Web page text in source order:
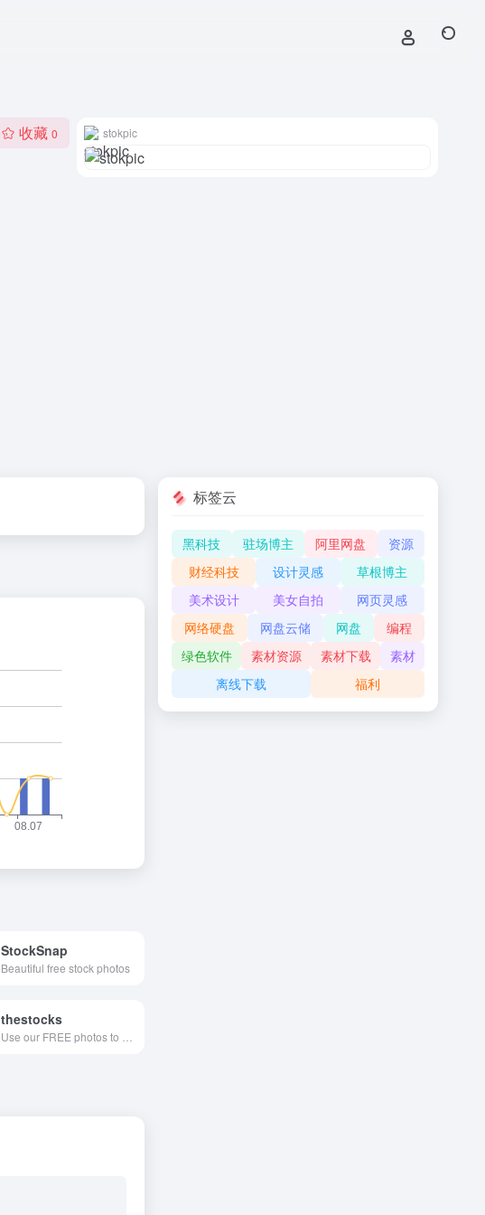
收藏 0 stokpic
StockSnap
Beautiful free stock photos
thestocks
标签云
黑科技 驻场博主 阿里网盘
资源
财经科技
设计灵感
草根博主
美术设计
美女自拍
网页灵感
网络硬盘
网盘云储 网盘
编程
绿色软件
素材资源 素材下载
素材
离线下载
福利